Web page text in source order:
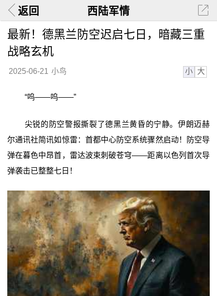
返回 西陆军情
最新！德黑兰防空迟启七日，暗藏三重
战略玄机
2025-06-21 小鸟 小 大
“呜——呜——”
尖锐的防空警报撕裂了德黑兰黄昏的宁静。伊朗迈赫
尔通讯社简讯如惊雷：首都中心防空系统骤然启动！防空导
弹在暮色中昂首，雷达波束刺破苍穹——距离以色列首次导
弹袭击已整整七日！